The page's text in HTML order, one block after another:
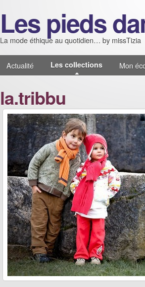
Les pieds
La mode éthique au quotidien… by missTizia
Actualité Les collections Mon
la.tribbu